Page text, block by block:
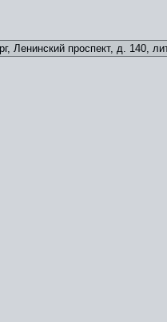
Ленинский проспект, д. 140,